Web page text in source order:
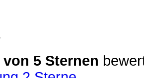
von 5 Sternen